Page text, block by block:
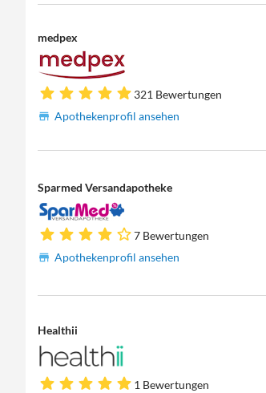
medpex
321 Bewertungen
Apothekenprofil ansehen
Sparmed Versandapotheke
7 Bewertungen
Apothekenprofil ansehen
Healthii
1 Bewertungen